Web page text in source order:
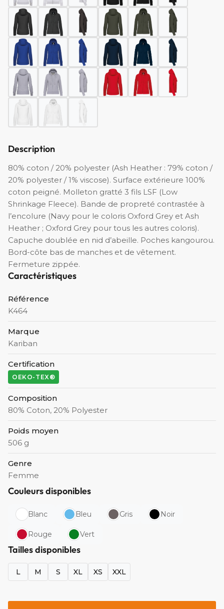
Description
80% coton / 20% polyester (Ash Heather : 79% coton /
20% polyester / 1% viscose). Surface extérieure 100%
coton peigné. Molleton gratté 3 fils LSF (Low
Shrinkage Fleece). Bande de propreté contrastée à
l’encolure (Navy pour le coloris Oxford Grey et Ash
Heather ; Oxford Grey pour tous les autres coloris).
Capuche doublée en nid d’abeille. Poches kangourou.
Bord-côte bas de manches et de vêtement.
Fermeture zippée.
Caractéristiques
Référence
K464
Marque
Kariban
Certification
OEKO-TEX®
Composition
80% Coton, 20% Polyester
Poids moyen
506 g
Genre
Femme
Couleurs disponibles
Blanc Bleu Gris Noir
Rouge Vert
Tailles disponibles
L M S XL XS XXL